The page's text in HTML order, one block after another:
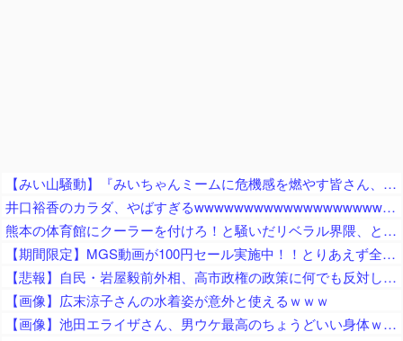
【みい山騒動】『みいちゃんミームに危機感を燃やす皆さん、何故チー牛ミームに微温的だったの？フェミの男性揶揄を、なぜ諫めてくれなかった？』
井口裕香のカラダ、やばすぎるwwwwwwwwwwwwwwwwwwwww
熊本の体育館にクーラーを付けろ！と騒いだリベラル界隈、とっくの昔に自衛隊が動いていた結果……
【期間限定】MGS動画が100円セール実施中！！とりあえず全部買うやろｗｗｗｗｗ
【悲報】自民・岩屋毅前外相、高市政権の政策に何でも反対してしまう「ポピュリズムがー！立法事実がー！国民の総意がー！数の暴力がー！」ｗｗｗｗｗｗｗｗｗｗｗｗ
【画像】広末涼子さんの水着姿が意外と使えるｗｗｗ
【画像】池田エライザさん、男ウケ最高のちょうどいい身体ｗｗｗｗ